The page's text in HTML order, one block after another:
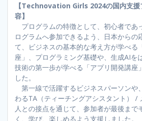
【Technovation Girls 2024の国内支援
容】
プログラムの特徴として、初心者であ
ログラムへ参加できるよう、日本からの
て、ビジネスの基本的な考え方が学べる
座」、プログラミング基礎や、生成AIを
技術の第一歩が学べる「アプリ開発講座
した。
第一線で活躍するビジネスパーソンや
わるTA（ティーチングアシスタント） /
人との接点を通じて、参加者が最後まで
く、学び、楽しめるよう支援しました。